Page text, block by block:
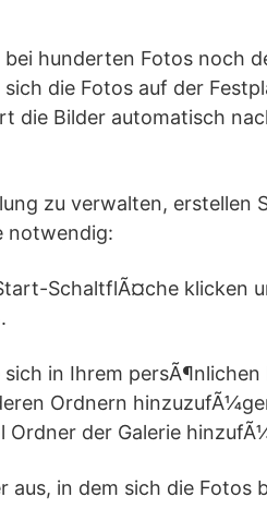
hunderten Fotos noch
die Fotos auf der
die Bilder automatisch
zu verwalten, erstellen
notwendig:
SchaltflÃ¤che klicken
in Ihrem
Ordnern
Ordner der Galerie
aus, in dem sich die Fotos